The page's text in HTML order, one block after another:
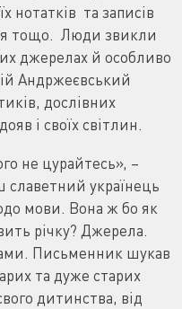
нотатків та запиciв
тощо. Люди звикли
джерелах й особливо
Андржеєвський
дослiвних
i своїх свiтлин.
не цурайтесь», –
славетний українець
мови. Вона ж бо як
рiчку? Джерела.
Письменник шукав
та дуже старих
дитинства, вiд